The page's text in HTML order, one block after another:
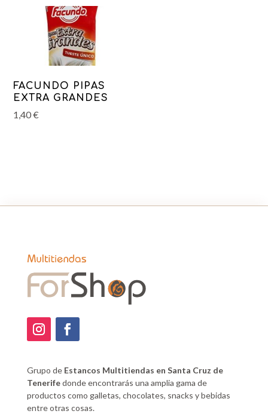
FACUNDO PIPAS
EXTRA GRANDES
1,40€
Grupo de Estancos Multitiendas en Santa Cruz de
Tenerifedonde encontrarás una amplia gama de
productos como galletas, chocolates, snacks y bebidas
entre otras cosas.